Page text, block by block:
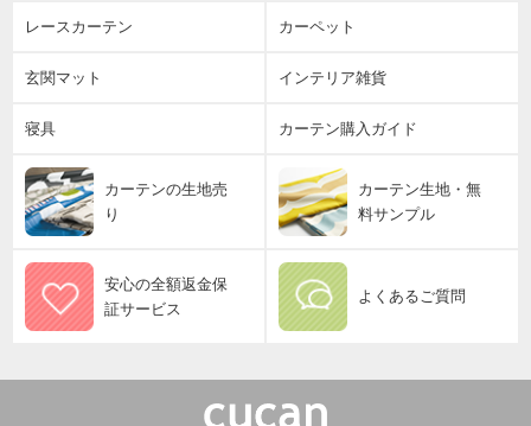
レースカーテン カーペット
玄関マット インテリア雑貨
寝具 カーテン購入ガイド
カーテンの生地売
り
カーテン生地・無
料サンプル
安心の全額返金保
証サービス
よくあるご質問